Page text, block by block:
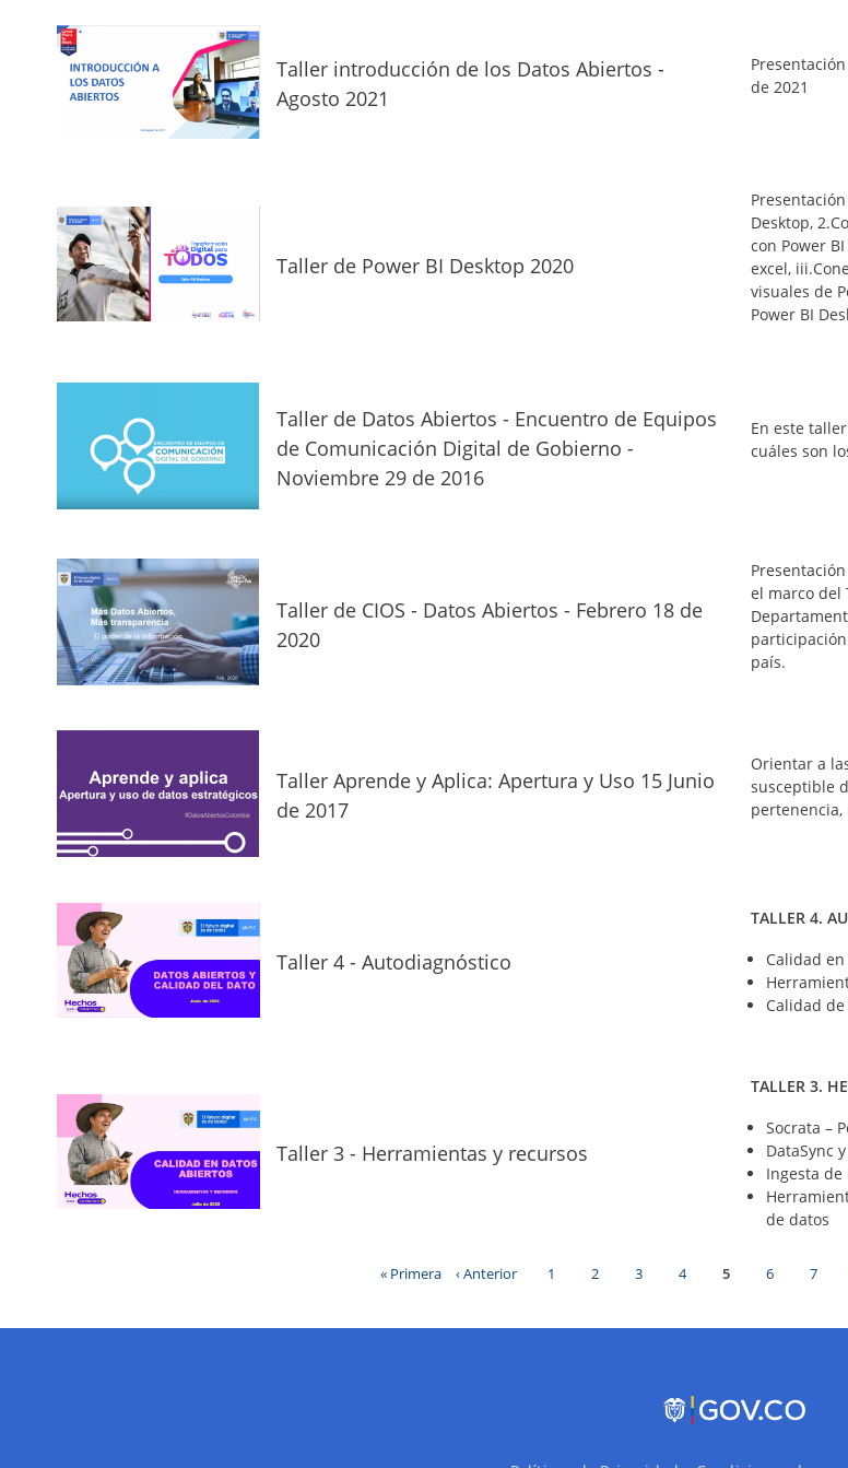
Taller introducción de los Datos Abiertos -
Agosto 2021
de 2021
Taller de Power BI Desktop 2020
Desktop, 2.
con Power
excel, iii.
visuales de
Power BI
Taller de Datos Abiertos - Encuentro de Equipos
de Comunicación Digital de Gobierno -
Noviembre 29 de 2016
En este
cuáles son
Taller de CIOS - Datos Abiertos - Febrero 18 de
2020
el marco del
país.
Taller Aprende y Aplica: Apertura y Uso 15 Junio
de 2017
Orientar a
susceptible
pertenencia,
Taller 4 - Autodiagnóstico
TALLER 4.
Calidad
Calidad
Taller 3 - Herramientas y recursos
TALLER 3.
Socrata –
DataSync
Ingesta de
de datos
Primera
« Primera
Página
‹ Anterior Page
1 Page
2 Page
3 Page
4
Página
5 Page
6 Page
7